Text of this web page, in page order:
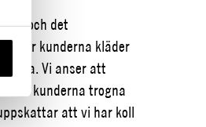
och det
hittar kunderna kläder
Vi anser att
blir kunderna trogna
att vi har koll